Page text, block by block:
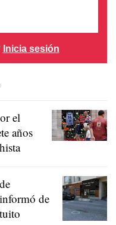
Inicia sesión
el
años
de